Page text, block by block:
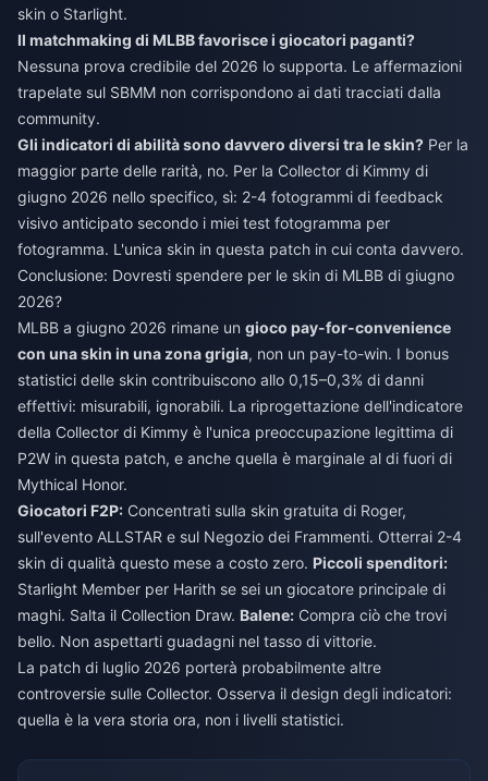
skin o Starlight.
Il matchmaking di MLBB favorisce i giocatori paganti?
Nessuna prova credibile del 2026 lo supporta. Le affermazioni
trapelate sul SBMM non corrispondono ai dati tracciati dalla
community.
Gli indicatori di abilità sono davvero diversi tra le skin? Per la
maggior parte delle rarità, no. Per la Collector di Kimmy di
giugno 2026 nello specifico, sì: 2-4 fotogrammi di feedback
visivo anticipato secondo i miei test fotogramma per
fotogramma. L'unica skin in questa patch in cui conta davvero.
Conclusione: Dovresti spendere per le skin di MLBB di giugno
2026?
MLBB a giugno 2026 rimane un gioco pay-for-convenience
con una skin in una zona grigia, non un pay-to-win. I bonus
statistici delle skin contribuiscono allo 0,15–0,3% di danni
effettivi: misurabili, ignorabili. La riprogettazione dell'indicatore
della Collector di Kimmy è l'unica preoccupazione legittima di
P2W in questa patch, e anche quella è marginale al di fuori di
Mythical Honor.
Giocatori F2P: Concentrati sulla skin gratuita di Roger,
sull'evento ALLSTAR e sul Negozio dei Frammenti. Otterrai 2-4
skin di qualità questo mese a costo zero. Piccoli spenditori:
Starlight Member per Harith se sei un giocatore principale di
maghi. Salta il Collection Draw. Balene: Compra ciò che trovi
bello. Non aspettarti guadagni nel tasso di vittorie.
La patch di luglio 2026 porterà probabilmente altre
controversie sulle Collector. Osserva il design degli indicatori:
quella è la vera storia ora, non i livelli statistici.